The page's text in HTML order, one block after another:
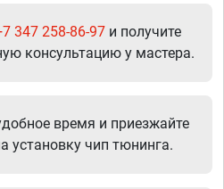
347 258-86-97 и получите
консультацию у мастера.
время и приезжайте
установку чип тюнинга.